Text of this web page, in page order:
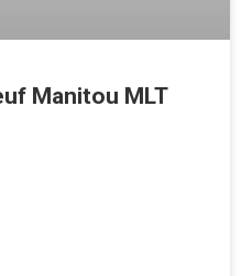
Manitou MLT